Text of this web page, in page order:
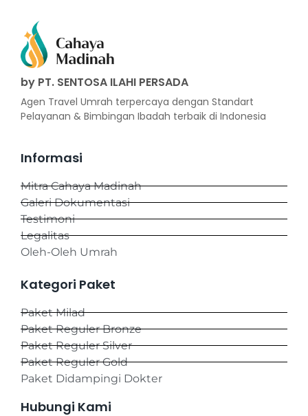
by PT. SENTOSA ILAHI PERSADA
Agen Travel Umrah terpercaya dengan Standart
Pelayanan & Bimbingan Ibadah terbaik di Indonesia
Informasi
Mitra Cahaya Madinah
Galeri Dokumentasi
Testimoni
Legalitas
Oleh-Oleh Umrah
Kategori Paket
Paket Milad
Paket Reguler Bronze
Paket Reguler Silver
Paket Reguler Gold
Paket Didampingi Dokter
Hubungi Kami